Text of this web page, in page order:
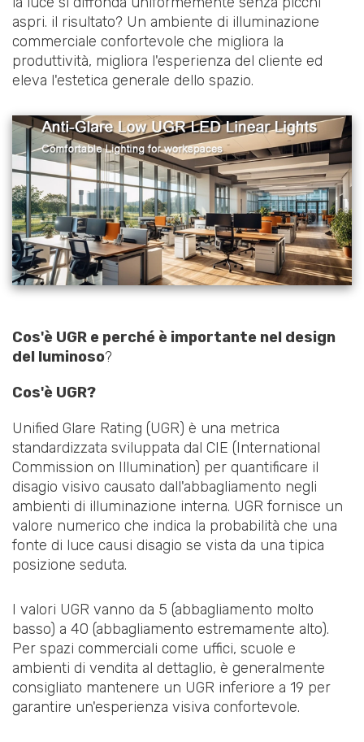
aspri. il risultato? Un ambiente di illuminazione
commerciale confortevole che migliora la
produttività, migliora l'esperienza del cliente ed
eleva l'estetica generale dello spazio.
Cos'è UGR e perché è importante nel design
del luminoso?
Cos'è UGR?
Unified Glare Rating (UGR) è una metrica
standardizzata sviluppata dal CIE (International
Commission on Illumination) per quantificare il
disagio visivo causato dall'abbagliamento negli
ambienti di illuminazione interna. UGR fornisce un
valore numerico che indica la probabilità che una
fonte di luce causi disagio se vista da una tipica
posizione seduta.
I valori UGR vanno da 5 (abbagliamento molto
basso) a 40 (abbagliamento estremamente alto).
Per spazi commerciali come uffici, scuole e
ambienti di vendita al dettaglio, è generalmente
consigliato mantenere un UGR inferiore a 19 per
garantire un'esperienza visiva confortevole.